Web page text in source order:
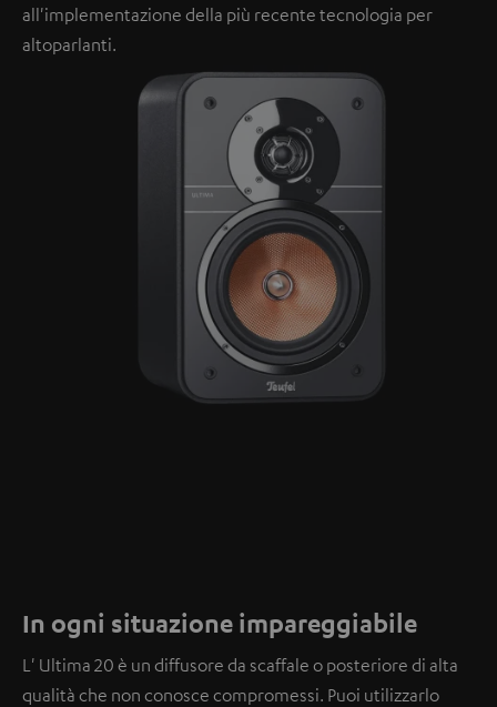
all'implementazione della più recente tecnologia per
altoparlanti.
In ogni situazione impareggiabile
L' Ultima 20 è un diffusore da scaffale o posteriore di alta
qualità che non conosce compromessi. Puoi utilizzarlo